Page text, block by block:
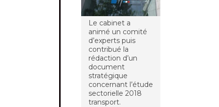
Le cabinet a
animé un comité
d’experts puis
contribué la
rédaction d’un
document
stratégique
concernant l’étude
sectorielle 2018
transport.